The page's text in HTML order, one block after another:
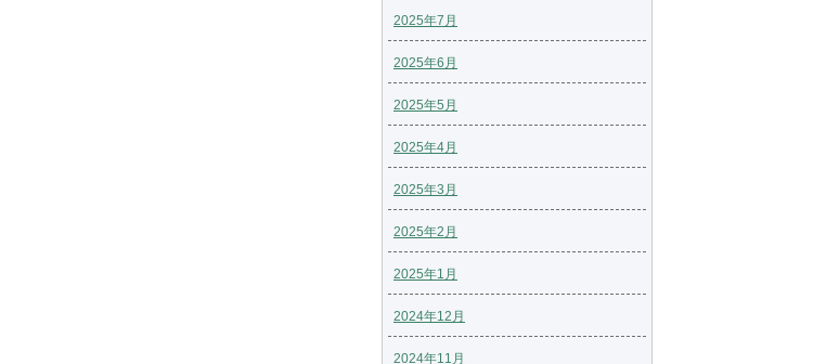
2025年7月
2025年6月
2025年5月
2025年4月
2025年3月
2025年2月
2025年1月
2024年12月
2024年11月